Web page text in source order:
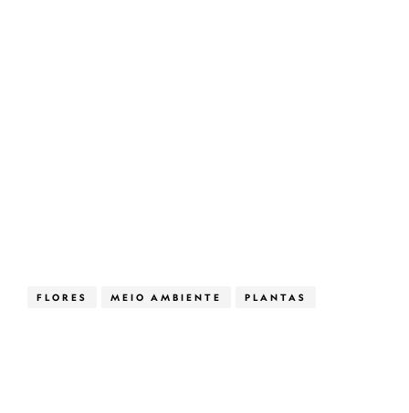
FLORES MEIO AMBIENTE PLANTAS